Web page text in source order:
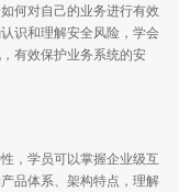
何对自己的业务进行有效
识和理解安全风险，学会
有效保护业务系统的安
，学员可以掌握企业级互
品体系、架构特点，理解